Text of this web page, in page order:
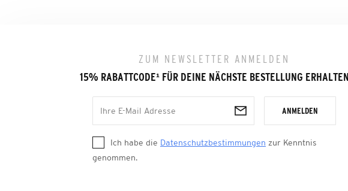
ZUM NEWSLETTER ANMELDEN
15% RABATTCODE¹FÜR DEINE NÄCHSTE BESTELLUNG ERHALTEN
ANMELDEN
Ich habe die Datenschutzbestimmungen zur Kenntnis
genommen.